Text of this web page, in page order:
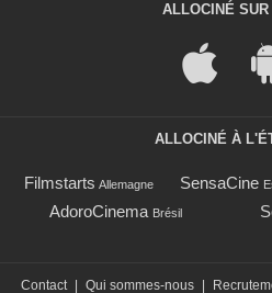
ALLOCINÉ
ALLOCINÉ À
Filmstarts Allemagne SensaCine
AdoroCinema Brésil
Contact Qui sommes-nous